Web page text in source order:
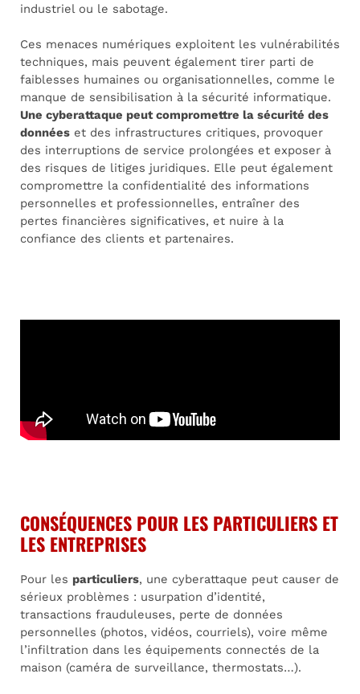
industriel ou le sabotage.
Ces menaces numériques exploitent les vulnérabilités
techniques, mais peuvent également tirer parti de
faiblesses humaines ou organisationnelles, comme le
manque de sensibilisation à la sécurité informatique.
Une cyberattaque peut compromettre la sécurité des
données et des infrastructures critiques, provoquer
des interruptions de service prolongées et exposer à
des risques de litiges juridiques. Elle peut également
compromettre la confidentialité des informations
personnelles et professionnelles, entraîner des
pertes financières significatives, et nuire à la
confiance des clients et partenaires.
CONSÉQUENCES POUR LES PARTICULIERS ET
LES ENTREPRISES
Pour les particuliers, une cyberattaque peut causer de
sérieux problèmes : usurpation d’identité,
transactions frauduleuses, perte de données
personnelles (photos, vidéos, courriels), voire même
l’infiltration dans les équipements connectés de la
maison (caméra de surveillance, thermostats…).